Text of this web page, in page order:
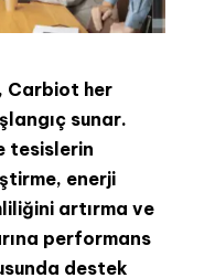
Carbiot her
sunar.
tesislerin
enerji
artırma ve
performans
destek